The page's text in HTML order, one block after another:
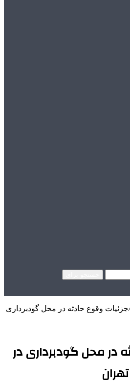
/جزئیات وقوع حادثه در محل گودبرداری
در محل گودبرداری در